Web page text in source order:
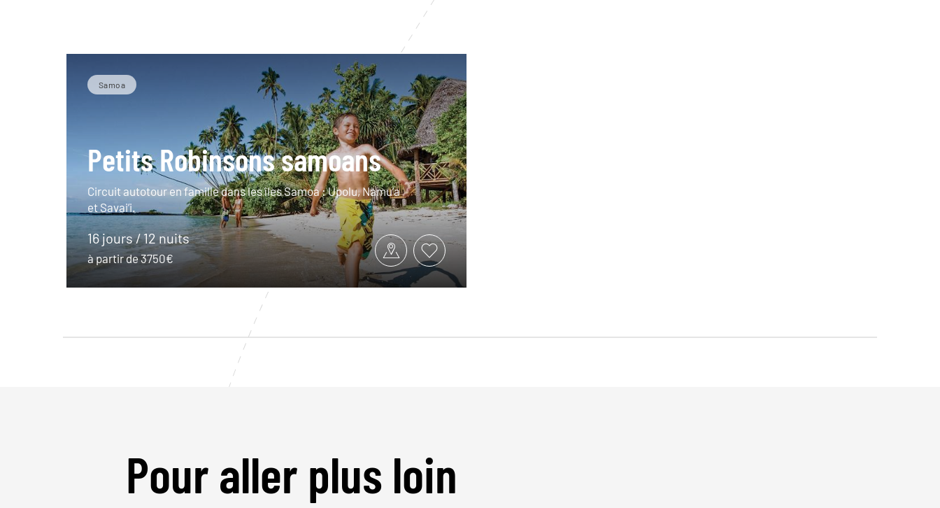
Samoa
Petits Robinsons samoans
Circuit autotour en famille dans les îles Samoa : Upolu, Namu’a
et Savai’i.
16 jours / 12 nuits
à partir de 3750€
Pour aller plus loin